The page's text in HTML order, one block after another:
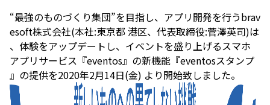
“最強のものづくり集団”を目指し、アプリ開発を行うbrav
esoft株式会社(本社:東京都 港区、代表取締役:菅澤英司)は
、体験をアップデートし、イベントを盛り上げるスマホ
アプリサービス『eventos』の新機能『eventosスタンプ
』の提供を2020年2月14日(金) より開始致しました。